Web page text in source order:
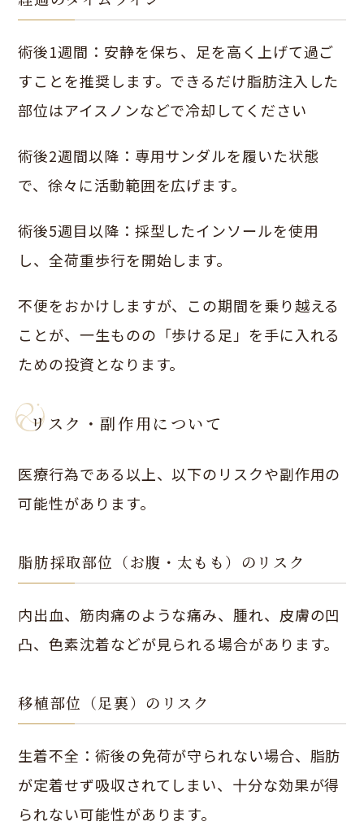
術後1週間：安静を保ち、足を高く上げて過ご
すことを推奨します。できるだけ脂肪注入した
部位はアイスノンなどで冷却してください
術後2週間以降：専用サンダルを履いた状態
で、徐々に活動範囲を広げます。
術後5週目以降：採型したインソールを使用
し、全荷重歩行を開始します。
不便をおかけしますが、この期間を乗り越える
ことが、一生ものの「歩ける足」を手に入れる
ための投資となります。
リスク・副作用について
医療行為である以上、以下のリスクや副作用の
可能性があります。
脂肪採取部位（お腹・太もも）のリスク
内出血、筋肉痛のような痛み、腫れ、皮膚の凹
凸、色素沈着などが見られる場合があります。
移植部位（足裏）のリスク
生着不全：術後の免荷が守られない場合、脂肪
が定着せず吸収されてしまい、十分な効果が得
られない可能性があります。